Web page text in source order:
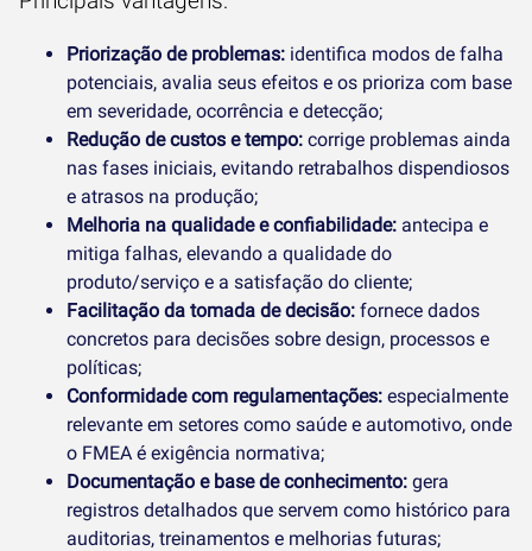
Priorização de problemas: identifica modos de falha
potenciais, avalia seus efeitos e os prioriza com base
em severidade, ocorrência e detecção;
Redução de custos e tempo: corrige problemas ainda
nas fases iniciais, evitando retrabalhos dispendiosos
e atrasos na produção;
Melhoria na qualidade e confiabilidade: antecipa e
mitiga falhas, elevando a qualidade do
produto/serviço e a satisfação do cliente;
Facilitação da tomada de decisão: fornece dados
concretos para decisões sobre design, processos e
políticas;
Conformidade com regulamentações: especialmente
relevante em setores como saúde e automotivo, onde
o FMEA é exigência normativa;
Documentação e base de conhecimento: gera
registros detalhados que servem como histórico para
auditorias, treinamentos e melhorias futuras;